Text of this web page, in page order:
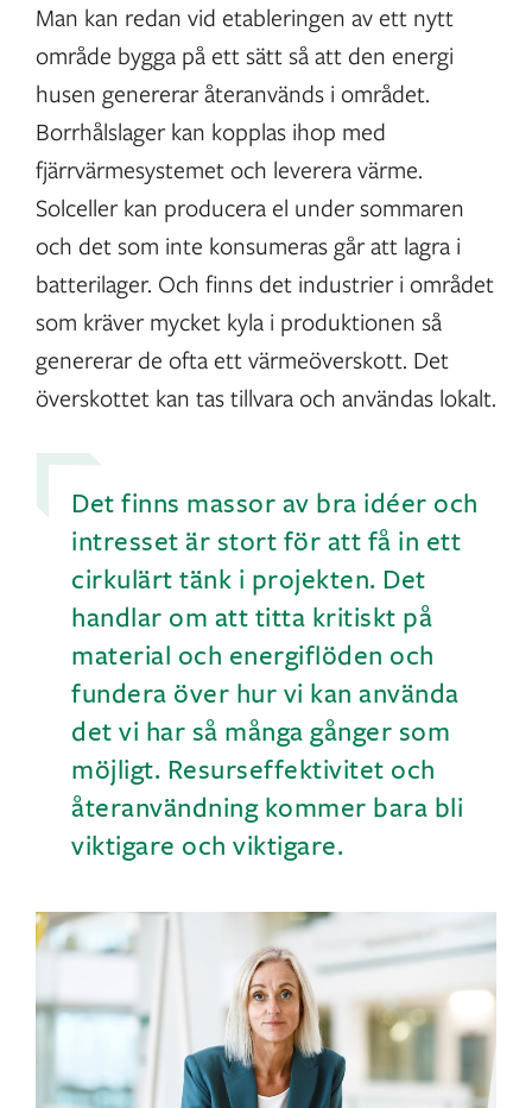
Man kan redan vid etableringen av ett nytt
område bygga på ett sätt så att den energi
husen genererar återanvänds i området.
Borrhålslager kan kopplas ihop med
fjärrvärmesystemet och leverera värme.
Solceller kan producera el under sommaren
och det som inte konsumeras går att lagra i
batterilager. Och finns det industrier i området
som kräver mycket kyla i produktionen så
genererar de ofta ett värmeöverskott. Det
överskottet kan tas tillvara och användas lokalt.
Det finns massor av bra idéer och
intresset är stort för att få in ett
cirkulärt tänk i projekten. Det
handlar om att titta kritiskt på
material och energiflöden och
fundera över hur vi kan använda
det vi har så många gånger som
möjligt. Resurseffektivitet och
återanvändning kommer bara bli
viktigare och viktigare.